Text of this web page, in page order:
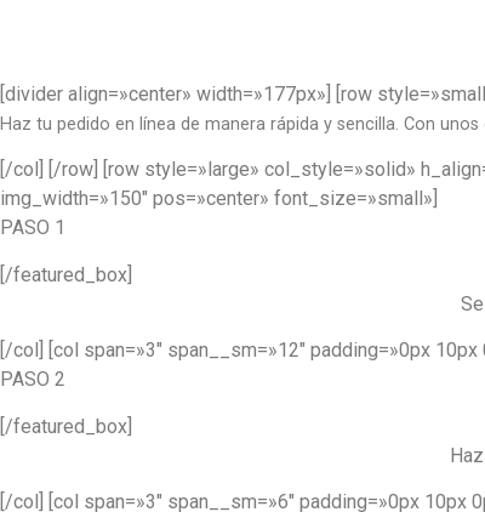
[divider align=»center» width=»177px»] [row
Haz tu pedido en línea de manera rápida y sencilla. Con
[/col] [/row] [row style=»large» col_style=»solid»
img_width=»150″ pos=»center» font_size=»small»]
PASO 1
[/featured_box]
[/col] [col span=»3″ span__sm=»12″ padding=»0px
PASO 2
[/featured_box]
[/col] [col span=»3″ span__sm=»6″ padding=»0px